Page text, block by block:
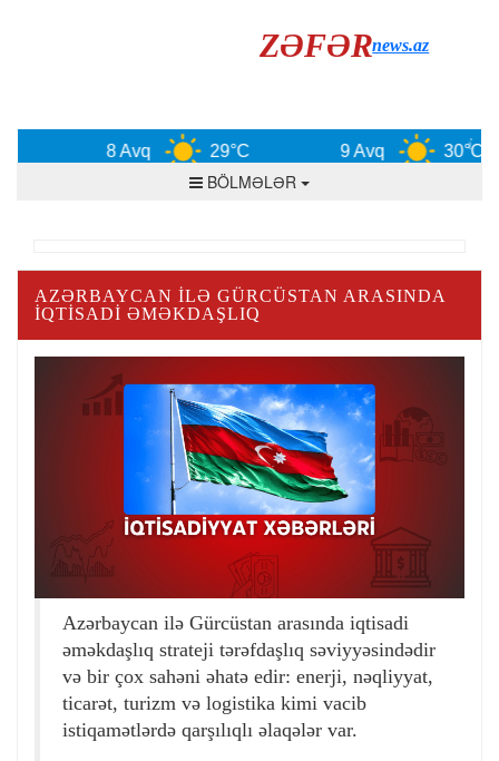
ZƏFƏRnews.az
8 Avq 29°C 9 Avq 30°C
BÖLMƏLƏR
AZƏRBAYCAN ILƏ GÜRCÜSTAN ARASINDA
IQTISADI ƏMƏKDAŞLIQ
Azərbaycan ilə Gürcüstan arasında iqtisadi
əməkdaşlıq strateji tərəfdaşlıq səviyyəsindədir
və bir çox sahəni əhatə edir: enerji, nəqliyyat,
ticarət, turizm və logistika kimi vacib
istiqamətlərdə qarşılıqlı əlaqələr var.